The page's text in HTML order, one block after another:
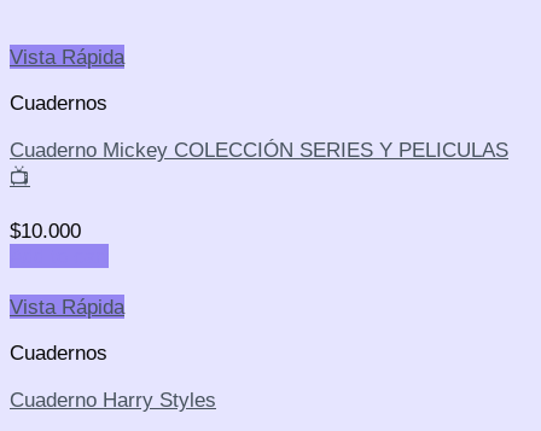
Vista Rápida
Cuadernos
Cuaderno Mickey COLECCIÓN SERIES Y PELICULAS
📺
$10.000
Vista Rápida
Cuadernos
Cuaderno Harry Styles